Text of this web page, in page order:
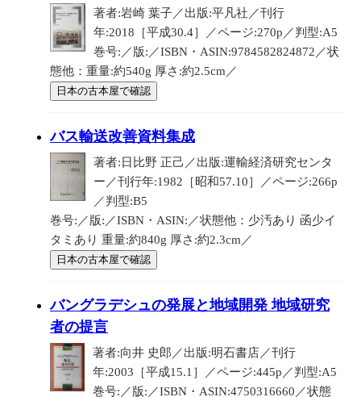
著者:岩崎 葉子／出版:平凡社／刊行
年:2018［平成30.4］／ページ:270p／判型:A5
巻号:／版:／ISBN・ASIN:9784582824872／状
態他：重量:約540g 厚さ:約2.5cm／
日本の古本屋で確認
バス輸送改善資料集成
著者:日比野 正己／出版:運輸経済研究センタ
ー／刊行年:1982［昭和57.10］／ページ:266p
／判型:B5
巻号:／版:／ISBN・ASIN:／状態他：少汚あり 函少イ
タミあり 重量:約840g 厚さ:約2.3cm／
日本の古本屋で確認
バングラデシュの発展と地域開発 地域研究
者の提言
著者:向井 史郎／出版:明石書店／刊行
年:2003［平成15.1］／ページ:445p／判型:A5
巻号:／版:／ISBN・ASIN:4750316660／状態